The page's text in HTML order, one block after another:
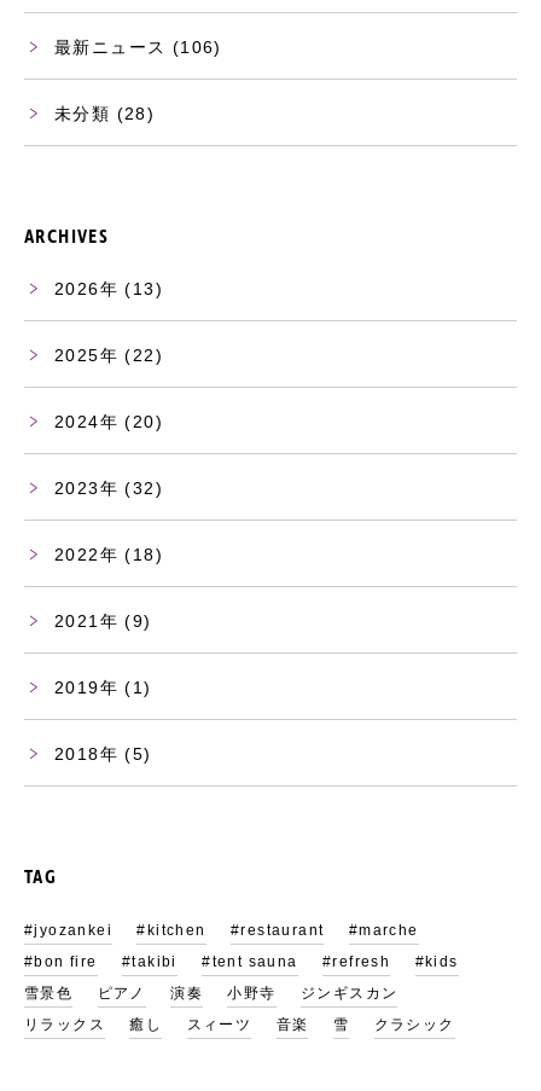
最新ニュース (106)
未分類 (28)
ARCHIVES
2026 (13)
2025 (22)
2024 (20)
2023 (32)
2022 (18)
2021 (9)
2019 (1)
2018 (5)
TAG
#jyozankei #kitchen #restaurant
#marche
#bon fire
#takibi #tent sauna #refresh
#kids
雪景色
ピアノ 演奏 小野寺
ジンギスカン
リラックス
癒し スィーツ 音楽 雪 クラシック